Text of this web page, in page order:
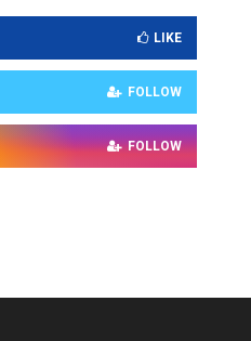
LIKE
FOLLOW
FOLLOW